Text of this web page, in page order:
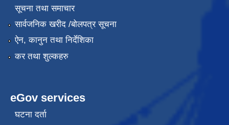
सूचना तथा समाचार
सार्वजनिक खरीद /बोलपत्र सूचना
ऐन, कानुन तथा निर्देशिका
कर तथा शुल्कहरु
eGov services
घटना दर्ता